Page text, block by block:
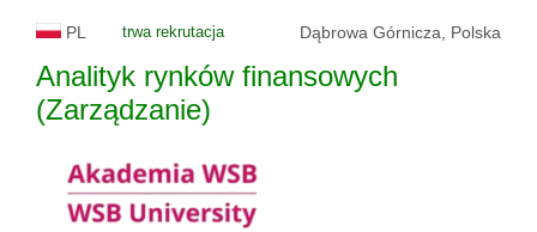
PL trwa rekrutacja Dąbrowa Górnicza, Polska
Analityk rynków finansowych
(Zarządzanie)